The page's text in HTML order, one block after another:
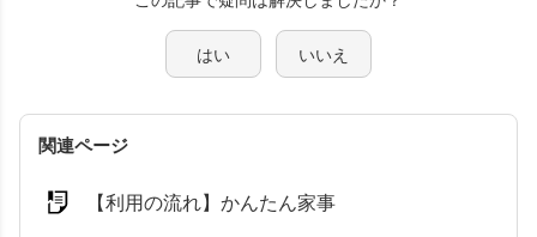
はい いいえ
関連ページ
【利用の流れ】かんたん家事